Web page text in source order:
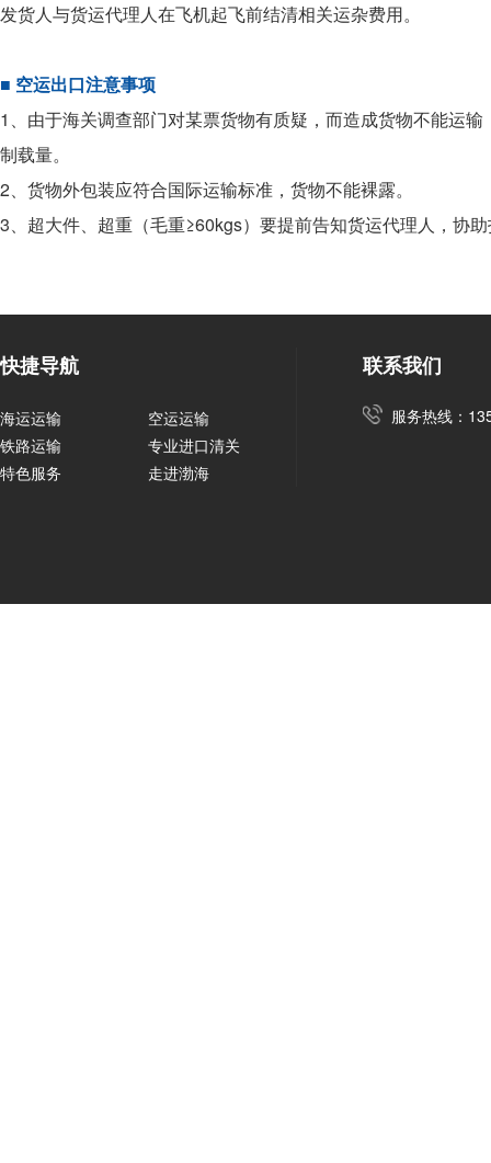
发货人与货运代理人在飞机起飞前结清相关运杂费用。
■ 空运出口注意事项
1、由于海关调查部门对某票货物有质疑，而造成货物不能运
制载量。
2、货物外包装应符合国际运输标准，货物不能裸露。
3、超大件、超重（毛重≥60kgs）要提前告知货运代理人，协
快捷导航
海运运输
空运运输
铁路运输
专业进口清关
特色服务
走进渤海
联系我们
服务热线：